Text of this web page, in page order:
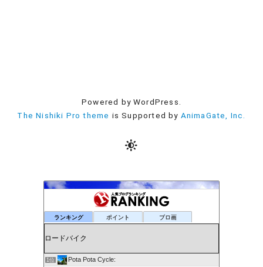
Powered by WordPress.
The Nishiki Pro theme is Supported by AnimaGate, Inc.
ランキング ポイント ブロ画
1位 Pota Pota Cycle: